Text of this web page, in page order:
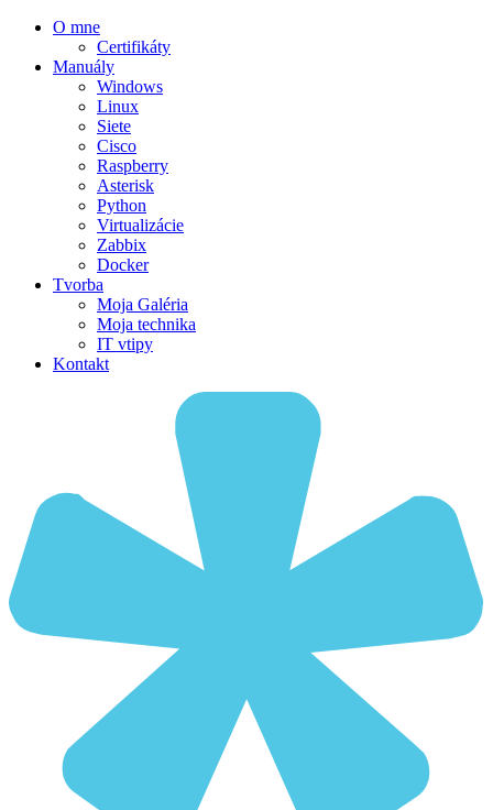
O mne
Certifikáty
Manuály
Windows
Linux
Siete
Cisco
Raspberry
Asterisk
Python
Virtualizácie
Zabbix
Docker
Tvorba
Moja Galéria
Moja technika
IT vtipy
Kontakt